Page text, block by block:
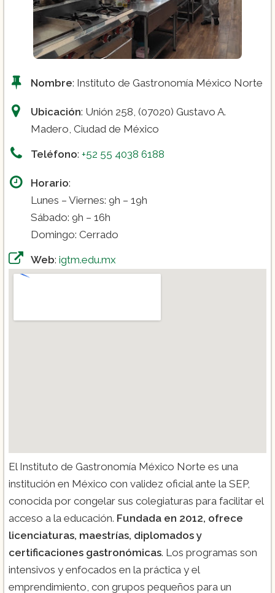
Nombre: Instituto de Gastronomía México Norte
Ubicación: Unión 258, (07020) Gustavo A.
Madero, Ciudad de México
Teléfono: +52 55 4038 6188
Horario:
Lunes – Viernes: 9h – 19h
Sábado: 9h – 16h
Domingo: Cerrado
Web: igtm.edu.mx
El Instituto de Gastronomía México Norte es una
institución en México con validez oficial ante la SEP,
conocida por congelar sus colegiaturas para facilitar el
acceso a la educación. Fundada en 2012, ofrece
licenciaturas, maestrías, diplomados y
certificaciones gastronómicas. Los programas son
intensivos y enfocados en la práctica y el
emprendimiento, con grupos pequeños para un